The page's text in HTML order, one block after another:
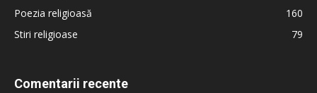
Poezia religioasă
160
Stiri religioase
79
Comentarii recente